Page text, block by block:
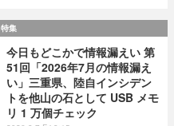
特集
今日もどこかで情報漏えい 第
51回「2026年7月の情報漏え
い」三重県、陸自インシデン
トを他山の石として USB メモ
リ 1 万個チェック